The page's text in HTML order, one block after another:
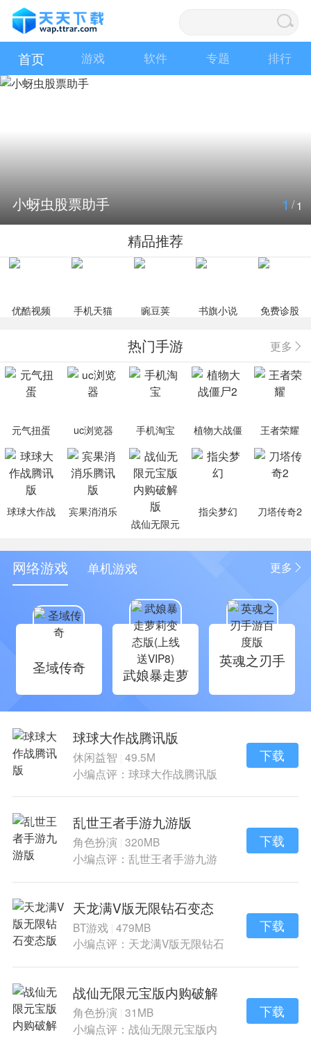
首页 游戏 软件 专题 排行
小蚜虫股票助手 1/1
精品推荐
优酷视频 手机天猫 豌豆荚 书旗小说 免费诊股
热门手游 更多
元气扭蛋 uc浏览器 手机淘宝
植物大战僵
尸2
王者荣耀
球球大作战
宾果消消乐
战仙无限元
指尖梦幻 刀塔传奇2
网络游戏 更多
单机游戏
圣域传奇
武娘暴走萝
莉变态版(上
线送VIP8)
英魂之刃手
球球大作战腾讯版
休闲益智 49.5M
小编点评：球球大作战腾讯版
下载
乱世王者手游九游版
角色扮演 320MB
小编点评：乱世王者手游九游
下载
天龙满V版无限钻石变态
版
BT游戏 479MB
小编点评：天龙满V版无限钻石
下载
战仙无限元宝版内购破解
版
角色扮演 31MB
小编点评：战仙无限元宝版内
下载